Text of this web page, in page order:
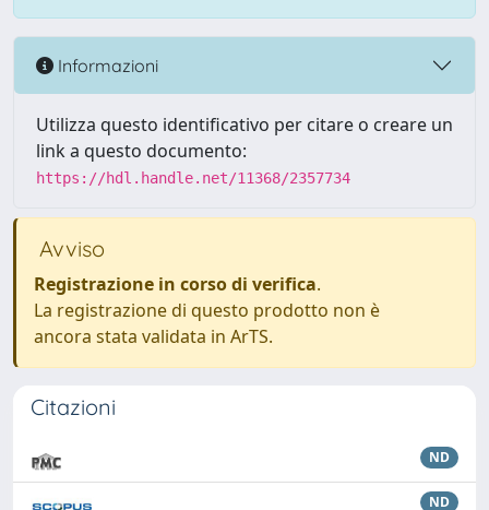
Informazioni
Utilizza questo identificativo per citare o creare un
link a questo documento:
https://hdl.handle.net/11368/2357734
Avviso
Registrazione in corso di verifica.
La registrazione di questo prodotto non è
ancora stata validata in ArTS.
Citazioni
ND
ND